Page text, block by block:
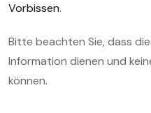
Vorbissen.
Bitte beachten Sie, dass
Information dienen und
können.